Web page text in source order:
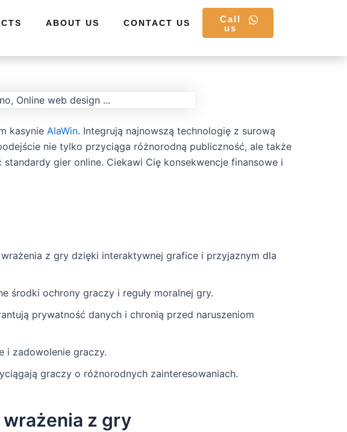
ABOUT US CONTACT US
Call
us
kasynie AlaWin. Integrują najnowszą technologię z surową
nie tylko przyciąga różnorodną publiczność, ale także
gier online. Ciekawi Cię konsekwencje finansowe i
z gry dzięki interaktywnej grafice i przyjaznym dla
środki ochrony graczy i reguły moralnej gry.
prywatność danych i chronią przed naruszeniom
i zadowolenie graczy.
graczy o różnorodnych zainteresowaniach.
wrażenia z gry